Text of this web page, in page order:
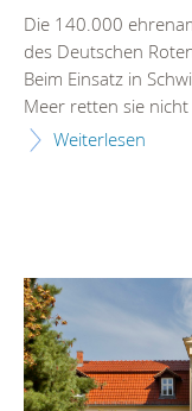
Die 140.000
des Deutschen
Beim Einsatz in
Meer retten sie nicht
Weiterlesen